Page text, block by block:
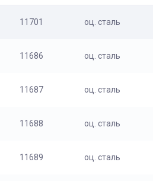
11701 оц. сталь
11686 оц. сталь
11687 оц. сталь
11688 оц. сталь
11689 оц. сталь